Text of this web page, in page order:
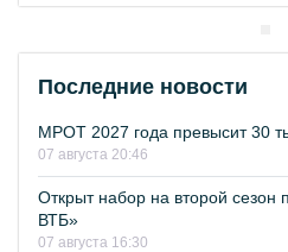
Последние новости
МРОТ 2027 года превысит 30
07 августа 20:46
Открыт набор на второй
ВТБ»
07 августа 16:30